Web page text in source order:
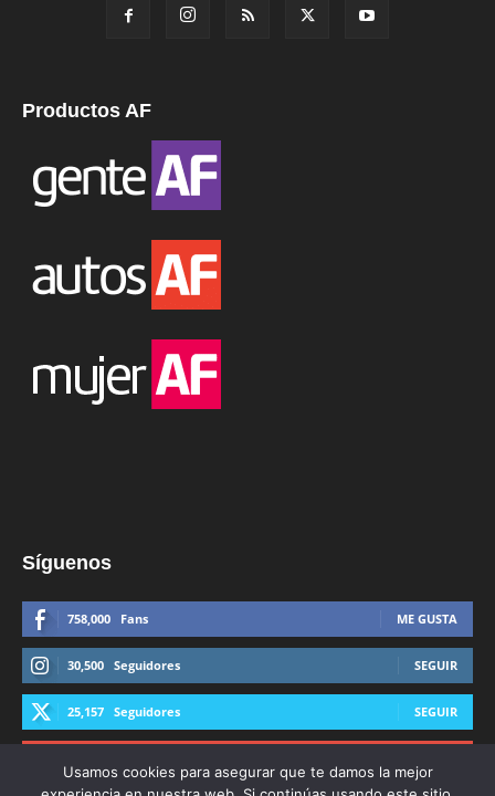
Productos AF
Síguenos
758,000 Fans ME GUSTA
30,500 Seguidores SEGUIR
25,157 Seguidores SEGUIR
Usamos cookies para asegurar que te damos la mejor